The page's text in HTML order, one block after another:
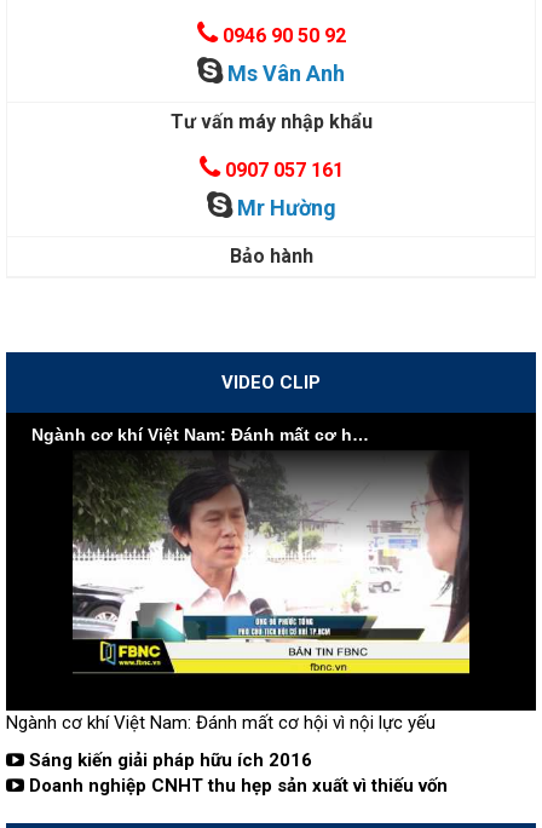
0946 90 50 92
Ms Vân Anh
Tư vấn máy nhập khẩu
0907 057 161
Mr Hường
Bảo hành
VIDEO CLIP
Ngành cơ khí Việt Nam: Đánh mất cơ hội vì nội lực yếu
Ngành cơ khí Việt Nam: Đánh mất cơ hội vì nội lực yếu
Sáng kiến giải pháp hữu ích 2016
Doanh nghiệp CNHT thu hẹp sản xuất vì thiếu vốn